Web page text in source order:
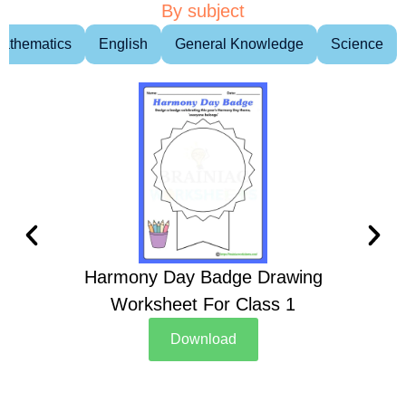
By subject
English General Knowledge Science
Harmony Day Badge Drawing
Worksheet For Class 1
Download